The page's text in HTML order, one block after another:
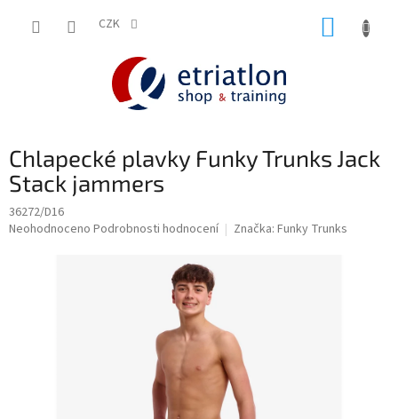
CZK
Chlapecké plavky Funky Trunks Jack
Stack jammers
36272/D16
Průměrné
Neohodnoceno Podrobnosti hodnocení Značka: Funky Trunks
shop.etriatlon.cz - Chat